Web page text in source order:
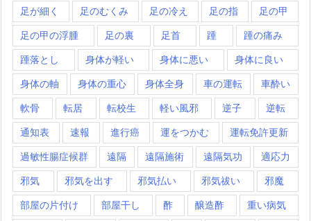
足が細く 足のむくみ 足の冷え 足の指 足の甲
足の甲の浮腫 足の裏 足首 踵 踵の痛み
踵落とし 身体が軽い 身体に悪い 身体に良い
身体の軸 身体の重心 身体全身 車の運転 車酔い
軟骨 転居 転校生 軽い風邪 逆子 逆転
通知表 速報 進行癌 運をつかむ 運転免許更新
過敏性腸症候群 遠隔 遠隔施術 遠隔気功 適応力
邪気 邪気を出す 邪気払い 邪気祓い 邪魔
部屋の片付け 部屋干し 酢 醸造酢 重い病気